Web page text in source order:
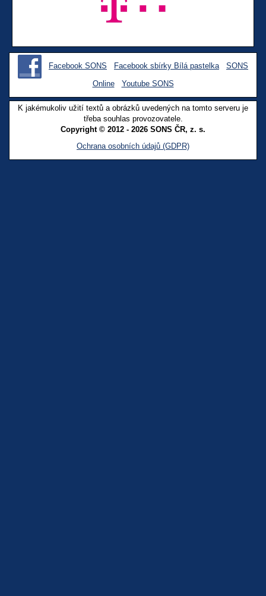
Facebook SONS Facebook sbírky Bílá pastelka
SONS
Online
Youtube SONS
K jakémukoliv užití textů a obrázků uvedených na tomto serveru je
třeba souhlas provozovatele.
Copyright © 2012 - 2026 SONS ČR, z. s.
Ochrana osobních údajů (GDPR)